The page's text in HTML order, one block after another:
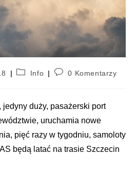
Info 0 Komentarzy
duży, pasażerski port
uruchamia nowe
pięć razy w tygodniu, samoloty
będą latać na trasie Szczecin